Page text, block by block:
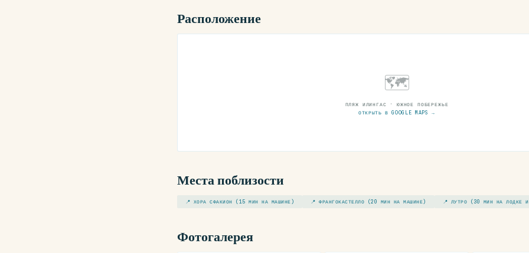
Расположение
🗺
ПЛЯЖ ИЛИНГАС · ЮЖНОЕ ПОБЕРЕЖЬЕ
ОТКРЫТЬ В GOOGLE MAPS →
Места поблизости
📍 ХОРА СФАКИОН (15 МИН НА МАШИНЕ) 📍 ФРАНГОКАСТЕЛЛО (20 МИН НА МАШИНЕ) 📍 ЛУТРО (30 МИН НА ЛОДКЕ
Фотогалерея